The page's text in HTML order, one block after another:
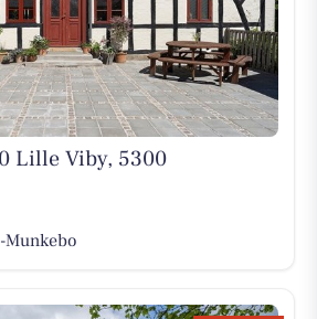
Lille Viby, 5300